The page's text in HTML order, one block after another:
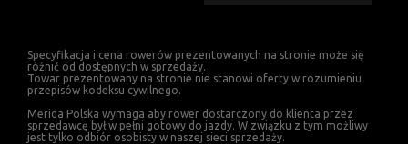
Specyfikacja i cena rowerów prezentowanych na stronie może się
różnić od dostępnych w sprzedaży.
Towar prezentowany na stronie nie stanowi oferty w rozumieniu
przepisów kodeksu cywilnego.
Merida Polska wymaga aby rower dostarczony do klienta przez
sprzedawcę był w pełni gotowy do jazdy. W związku z tym możliwy
jest tylko odbiór osobisty w naszej sieci sprzedaży.